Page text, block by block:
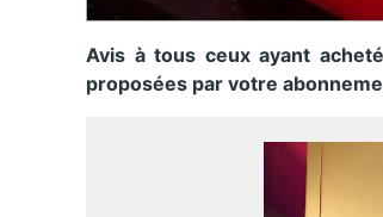
Avis à tous ceux ayant
proposées par votre